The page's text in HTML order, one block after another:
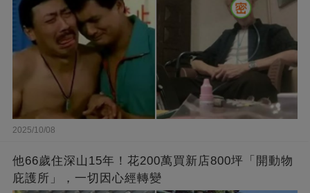
2025/10/08
他66歲住深山15年！花200萬買新店800坪「開動物
庇護所」，一切因心經轉變